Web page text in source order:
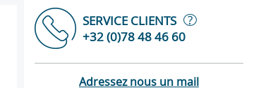
SERVICE CLIENTS
?
+32 (0)78 48 46 60
Adressez nous un mail